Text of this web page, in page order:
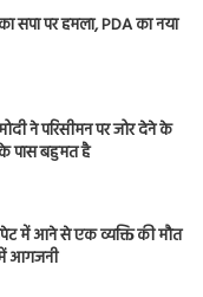
सपा पर हमला, PDA का नया
ने परिसीमन पर जोर देने के
पास बहुमत है
में आने से एक व्यक्ति की मौत
आगजनी